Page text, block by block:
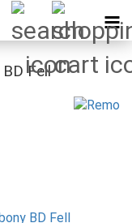
Fell